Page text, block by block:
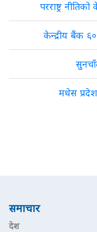
परराष्ट्र
केन्द्रीय बैंक
मधेस
समाचार
देश